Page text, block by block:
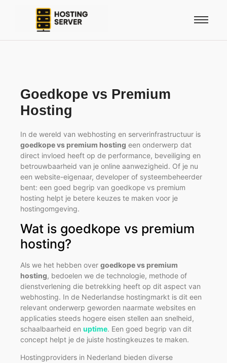
Goedkope vs Premium
Hosting
In de wereld van webhosting en serverinfrastructuur is
goedkope vs premium hosting een onderwerp dat
direct invloed heeft op de performance, beveiliging en
betrouwbaarheid van je online aanwezigheid. Of je nu
een website-eigenaar, developer of systeembeheerder
bent: een goed begrip van goedkope vs premium
hosting helpt je betere keuzes te maken voor je
hostingomgeving.
Wat is goedkope vs premium
hosting?
Als we het hebben over goedkope vs premium
hosting, bedoelen we de technologie, methode of
dienstverlening die betrekking heeft op dit aspect van
webhosting. In de Nederlandse hostingmarkt is dit een
relevant onderwerp geworden naarmate websites en
applicaties steeds hogere eisen stellen aan snelheid,
schaalbaarheid en uptime. Een goed begrip van dit
concept helpt je de juiste hostingkeuzes te maken.
Hostingproviders in Nederland bieden diverse